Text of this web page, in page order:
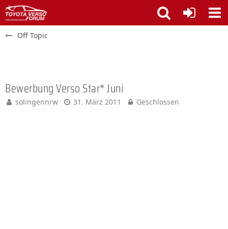
Off Topic
Bewerbung Verso Star* Juni
solingennrw 31. März 2011 Geschlossen